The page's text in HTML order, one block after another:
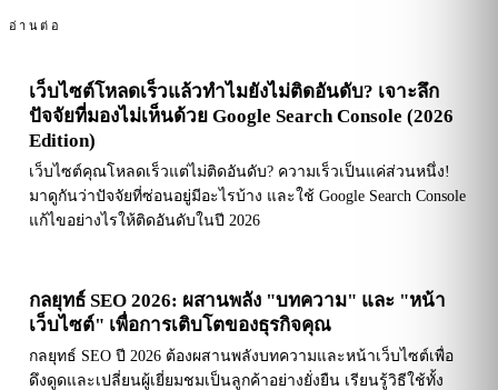
อ่านต่อ
เว็บไซต์โหลดเร็วแล้วทำไมยังไม่ติดอันดับ? เจาะลึก
ปัจจัยที่มองไม่เห็นด้วย Google Search Console (2026
Edition)
เว็บไซต์คุณโหลดเร็วแต่ไม่ติดอันดับ? ความเร็วเป็นแค่ส่วนหนึ่ง!
มาดูกันว่าปัจจัยที่ซ่อนอยู่มีอะไรบ้าง และใช้ Google Search Console
แก้ไขอย่างไรให้ติดอันดับในปี 2026
กลยุทธ์ SEO 2026: ผสานพลัง "บทความ" และ "หน้า
เว็บไซต์" เพื่อการเติบโตของธุรกิจคุณ
กลยุทธ์ SEO ปี 2026 ต้องผสานพลังบทความและหน้าเว็บไซต์เพื่อ
ดึงดูดและเปลี่ยนผู้เยี่ยมชมเป็นลูกค้าอย่างยั่งยืน เรียนรู้วิธีใช้ทั้ง